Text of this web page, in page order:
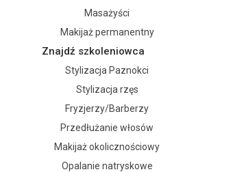
Masażyści
Makijaż permanentny
Znajdź szkoleniowca
Stylizacja Paznokci
Stylizacja rzęs
Fryzjerzy/Barberzy
Przedłużanie włosów
Makijaż okolicznościowy
Opalanie natryskowe